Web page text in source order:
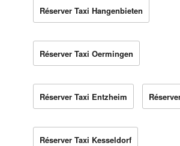
Réserver Taxi Hangenbieten
Réserver Taxi Oermingen
Réserver Taxi Entzheim
Réserver Taxi Kesseldorf